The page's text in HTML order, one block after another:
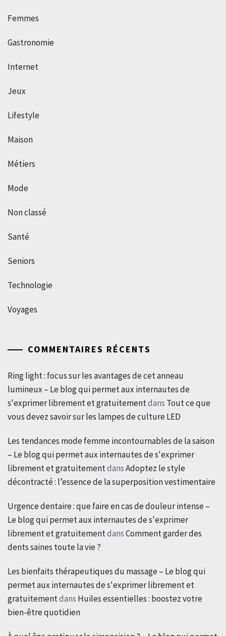
Femmes
Gastronomie
Internet
Jeux
Lifestyle
Maison
Métiers
Mode
Non classé
Santé
Seniors
Technologie
Voyages
COMMENTAIRES RÉCENTS
Ring light : focus sur les avantages de cet anneau
lumineux – Le blog qui permet aux internautes de
s'exprimer librement et gratuitementdans Tout ce que
vous devez savoir sur les lampes de culture LED
Les tendances mode femme incontournables de la saison
– Le blog qui permet aux internautes de s'exprimer
librement et gratuitementdansAdoptez le style
décontracté : l’essence de la superposition vestimentaire
Urgence dentaire : que faire en cas de douleur intense –
Le blog qui permet aux internautes de s'exprimer
librement et gratuitementdansComment garder des
dents saines toute la vie ?
Les bienfaits thérapeutiques du massage – Le blog qui
permet aux internautes de s'exprimer librement et
gratuitementdans Huiles essentielles : boostez votre
bien-être quotidien